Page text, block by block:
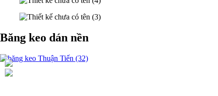
Băng keo dán nền